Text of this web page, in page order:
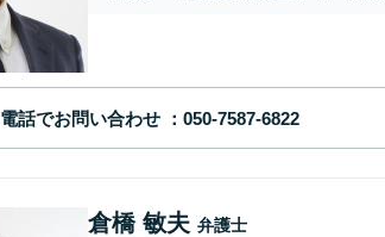
電話でお問い合わせ
倉橋 敏夫 弁護士